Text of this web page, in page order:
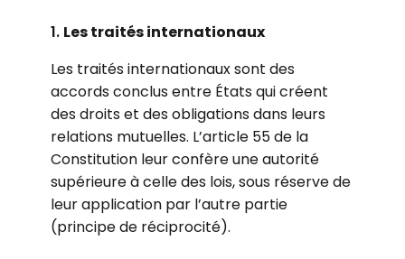
1. Les traités internationaux
Les traités internationaux sont des
accords conclus entre États qui créent
des droits et des obligations dans leurs
relations mutuelles. L’article 55 de la
Constitution leur confère une autorité
supérieure à celle des lois, sous réserve de
leur application par l’autre partie
(principe de réciprocité).